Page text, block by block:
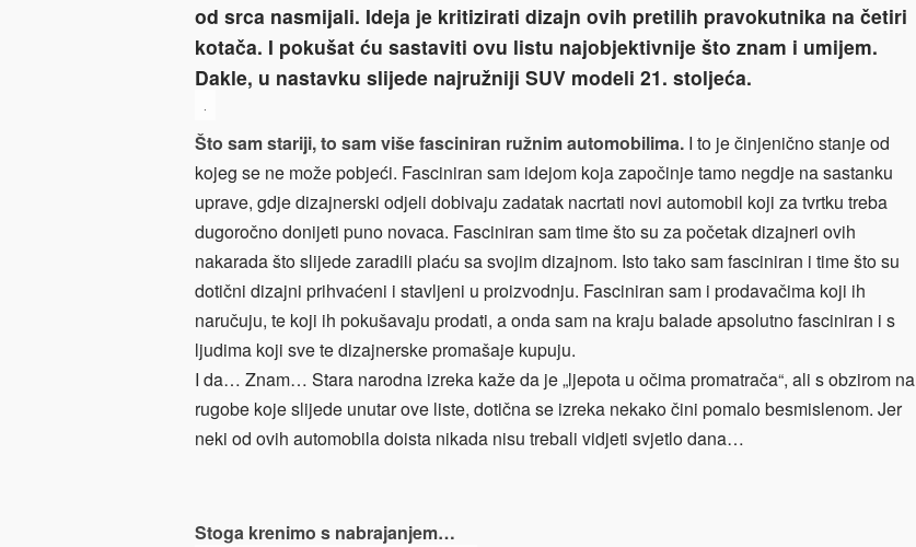
od srca nasmijali. Ideja je kritizirati dizajn ovih pretilih pravokutnika na četiri
kotača. I pokušat ću sastaviti ovu listu najobjektivnije što znam i umijem.
Dakle, u nastavku slijede najružniji SUV modeli 21. stoljeća.
Što sam stariji, to sam više fasciniran ružnim automobilima. I to je činjenično stanje od
kojeg se ne može pobjeći. Fasciniran sam idejom koja započinje tamo negdje na sastanku
uprave, gdje dizajnerski odjeli dobivaju zadatak nacrtati novi automobil koji za tvrtku treba
dugoročno donijeti puno novaca. Fasciniran sam time što su za početak dizajneri ovih
nakarada što slijede zaradili plaću sa svojim dizajnom. Isto tako sam fasciniran i time što su
dotični dizajni prihvaćeni i stavljeni u proizvodnju. Fasciniran sam i prodavačima koji ih
naručuju, te koji ih pokušavaju prodati, a onda sam na kraju balade apsolutno fasciniran i s
ljudima koji sve te dizajnerske promašaje kupuju.
I da… Znam… Stara narodna izreka kaže da je „ljepota u očima promatrača“, ali s obzirom na
rugobe koje slijede unutar ove liste, dotična se izreka nekako čini pomalo besmislenom. Jer
neki od ovih automobila doista nikada nisu trebali vidjeti svjetlo dana…
Stoga krenimo s nabrajanjem…